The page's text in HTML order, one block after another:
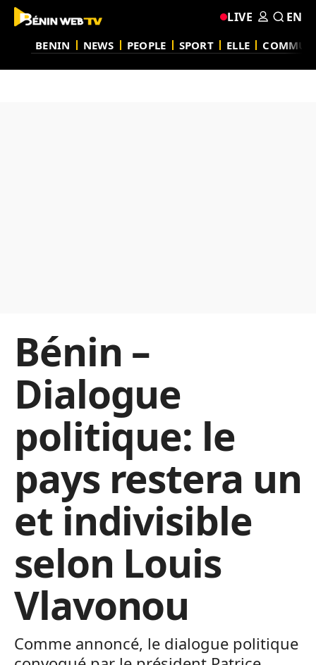
BENIN NEWS PEOPLE SPORT ELLE
LIVE EN
Bénin –
Dialogue
politique: le
pays restera un
et indivisible
selon Louis
Vlavonou
Comme annoncé, le dialogue politique